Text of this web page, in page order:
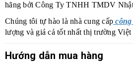
hãng bởi Công Ty TNHH TMDV
Chúng tôi tự hào là nhà cung cấp
lượng và giá cả tốt nhất thị trường Việt
Hướng dẫn mua hàng